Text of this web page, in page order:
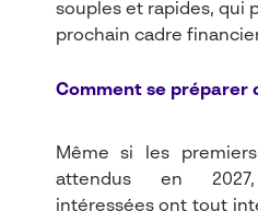
souples et rapides, qui
prochain cadre
Comment se préparer
Même si les
attendus en
intéressées ont tout